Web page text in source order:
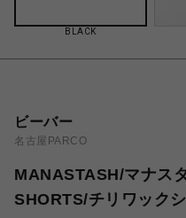
BLACK
ビーバー
名古屋PARCO
MANASTASH/マナス
SHORTS/チリワック